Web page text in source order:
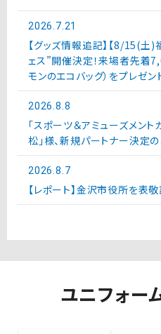
2026.7.21
【グッズ情報追記】【8/15(土)
ェス”開催決定！来場者先着
モンのエコバッグ）をプレゼン
2026.8.8
「スポーツ＆アミューズメン
松」様、新規パートナー決定
2026.8.7
【レポート】金沢市役所を表敬
ユニフォー